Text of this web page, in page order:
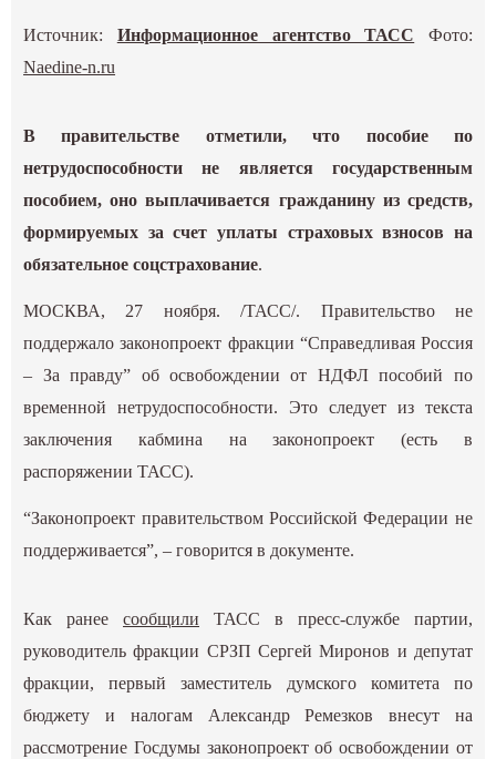
Источник: Информационное агентство ТАСС Фото:
Naedine-n.ru
В правительстве отметили, что пособие по
нетрудоспособности не является государственным
пособием, оно выплачивается гражданину из средств,
формируемых за счет уплаты страховых взносов на
обязательное соцстрахование.
МОСКВА, 27 ноября. /ТАСС/. Правительство не
поддержало законопроект фракции “Справедливая Россия
– За правду” об освобождении от НДФЛ пособий по
временной нетрудоспособности. Это следует из текста
заключения кабмина на законопроект (есть в
распоряжении ТАСС).
“Законопроект правительством Российской Федерации не
поддерживается”, – говорится в документе.
Как ранеесообщили ТАСС в пресс-службе партии,
руководитель фракции СРЗП Сергей Миронов и депутат
фракции, первый заместитель думского комитета по
бюджету и налогам Александр Ремезков внесут на
рассмотрение Госдумы законопроект об освобождении от